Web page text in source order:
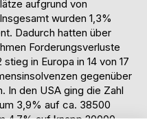
aufgrund von
wurden 1,3%
Dadurch hatten über
Forderungsverluste
in Europa in 14 von 17
gegenüber
In den USA ging die Zahl
3,9% auf ca. 38500
4,7% auf knapp 20000